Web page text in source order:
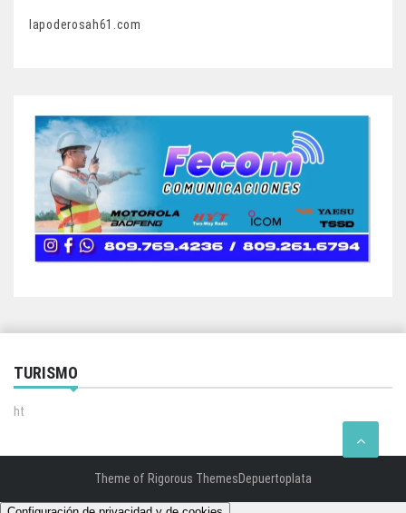
lapoderosah61.com
TURISMO
ht
Theme of Rigorous ThemesDepuertoplata